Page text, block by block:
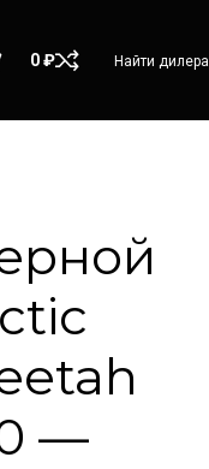
0₽ Найти дилера
—